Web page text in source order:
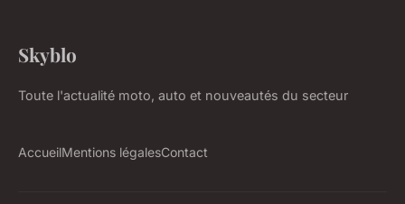
Skyblo
Toute l'actualité moto, auto et nouveautés du secteur
AccueilMentions légalesContact